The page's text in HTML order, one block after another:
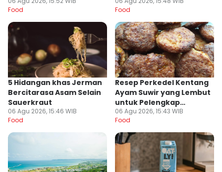
Food
Food
5 Hidangan khas Jerman
Bercitarasa Asam Selain
Sauerkraut
06 Agu 2026, 15:46 WIB
Food
Resep Perkedel Kentang
Ayam Suwir yang Lembut
untuk Pelengkap
Tumpeng
06 Agu 2026, 15:43 WIB
Food